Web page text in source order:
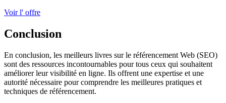
Voir l' offre
Conclusion
En conclusion, les meilleurs livres sur le référencement Web (SEO)
sont des ressources incontournables pour tous ceux qui souhaitent
améliorer leur visibilité en ligne. Ils offrent une expertise et une
autorité nécessaire pour comprendre les meilleures pratiques et
techniques de référencement.